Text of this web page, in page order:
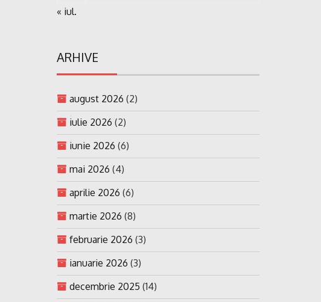
« iul.
ARHIVE
august 2026 (2)
iulie 2026 (2)
iunie 2026 (6)
mai 2026 (4)
aprilie 2026 (6)
martie 2026 (8)
februarie 2026 (3)
ianuarie 2026 (3)
decembrie 2025 (14)